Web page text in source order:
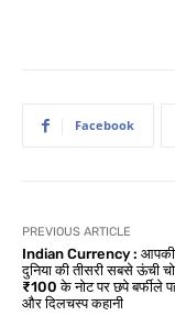
Facebook
PREVIOUS ARTICLE
Indian Currency : आपकी
दुनिया की तीसरी सबसे ऊंची
₹100 के नोट पर छपे बर्फीले
और दिलचस्प कहानी